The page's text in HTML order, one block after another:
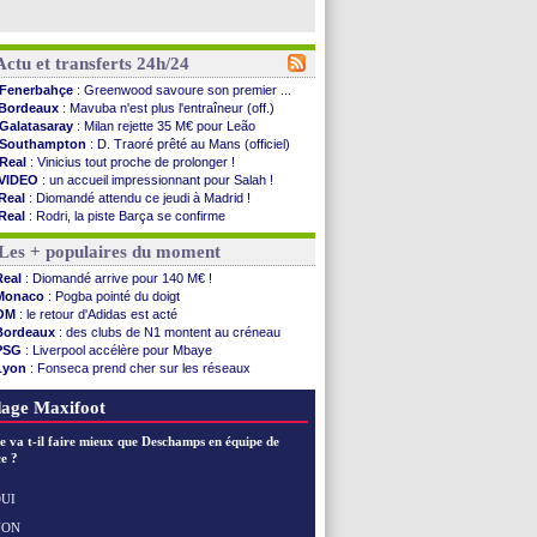
et transferts 24h/24
Fenerbahçe : Greenwood savoure son premier ...
: Mavuba n'est plus l'entraîneur (off.)
Galatasaray : Milan rejette 35 M€ pour Leão
Southampton : D. Traoré prêté au Mans (officiel)
Real : Vinicius tout proche de prolonger !
: un accueil impressionnant pour Salah !
: Diomandé attendu ce jeudi à Madrid !
: Rodri, la piste Barça se confirme
: Akliouche arrive ce jeudi à Paris !
Médias: la Liga quitte beIN Sports !
PSG: pas d'inquiétude pour Rafael Pol
Real : ça se complique pour Rodri !
Barça: Ferran Torres donne son feu vert au ...
FIFA: des excuses après le projet
: c'est fait pour Fekir (officiel)
Real : réponse imminente de Vinicius
Arsenal: Nørgaard transféré à Everton (off.)
PSG : Luis Enrique satisfait malgré tout
: Zabiri n'est pas fan de la L1
+ populaires du moment
: Diomandé arrive pour 140 M€ !
: Pogba pointé du doigt
: le retour d'Adidas est acté
: des clubs de N1 montent au créneau
: Liverpool accélère pour Mbaye
: Fonseca prend cher sur les réseaux
: une nouvelle offre pour Vinicius
Maxifoot
va t-il faire mieux que Deschamps en équipe de
?